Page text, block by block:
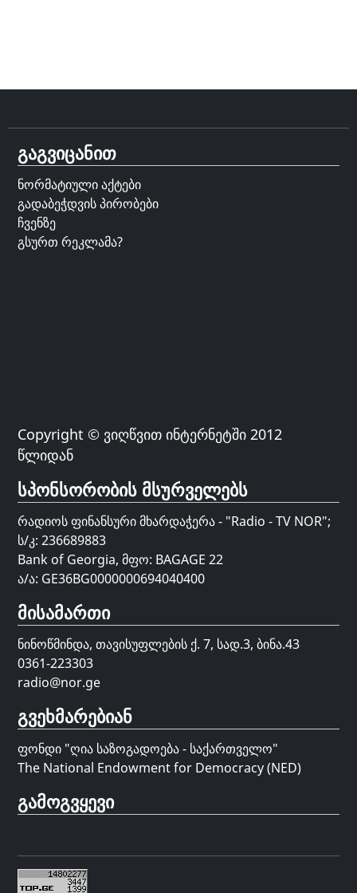
გაგვიცანით
ნორმატიული აქტები
გადაბეჭდვის პირობები
ჩვენზე
გსურთ რეკლამა?
Copyright © ვიღწვით ინტერნეტში 2012
წლიდან
სპონსორობის მსურველებს
რადიოს ფინანსური მხარდაჭერა - "Radio - TV NOR";
ს/კ: 236689883
Bank of Georgia, მფო: BAGAGE 22
ა/ა: GE36BG0000000694040400
მისამართი
ნინოწმინდა, თავისუფლების ქ. 7, სად.3, ბინა.43
0361-223303
radio@nor.ge
გვეხმარებიან
ფონდი "ღია საზოგადოება - საქართველო"
The National Endowment for Democracy (NED)
გამოგვყევი